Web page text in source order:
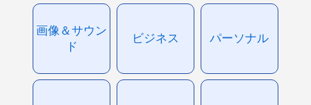
画像＆サウン
ド
ビジネス パーソナル